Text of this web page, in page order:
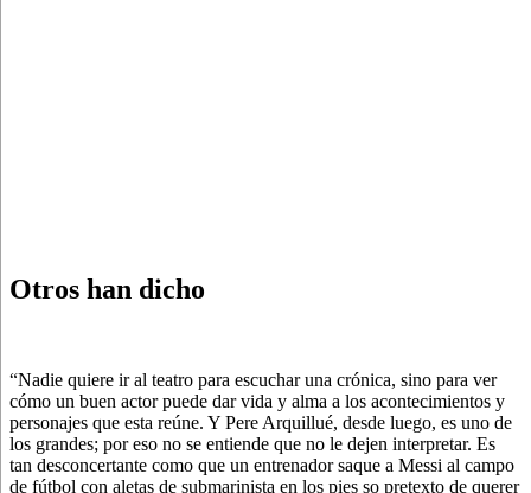
Otros han dicho
“Nadie quiere ir al teatro para escuchar una crónica, sino para ver
cómo un buen actor puede dar vida y alma a los acontecimientos y
personajes que esta reúne. Y Pere Arquillué, desde luego, es uno de
los grandes; por eso no se entiende que no le dejen interpretar. Es
tan desconcertante como que un entrenador saque a Messi al campo
de fútbol con aletas de submarinista en los pies so pretexto de querer